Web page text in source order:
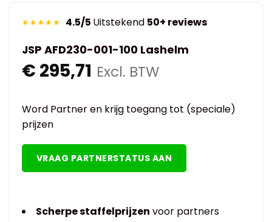
4.5/5 Uitstekend 50+ reviews
JSP AFD230-001-100 Lashelm
€ 295,71 Excl. BTW
Word Partner en krijg toegang tot (speciale)
prijzen
VRAAG PARTNERSTATUS AAN
Scherpe staffelprijzen voor partners